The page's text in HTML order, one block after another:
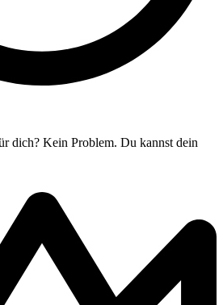
dich? Kein Problem. Du kannst dein